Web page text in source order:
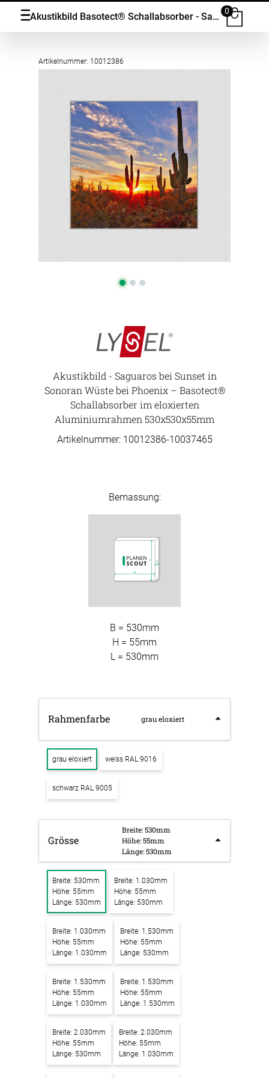
Akustikbild Basotect® Schallabsorber - Saguaros bei Sunset in Sonoran Wüste bei Phoenix in vielen Grössen
0
Artikelnummer: 10012386
Akustikbild - Saguaros bei Sunset in
Sonoran Wüste bei Phoenix – Basotect®
Schallabsorber im eloxierten
Aluminiumrahmen 530x530x55mm
Artikelnummer: 10012386-10037465
Bemassung:
B = 530mm
H = 55mm
L = 530mm
Rahmenfarbe grau eloxiert
grau eloxiert weiss RAL 9016
schwarz RAL 9005
Grösse
Breite: 530mm
Höhe: 55mm
Länge: 530mm
Breite: 530mm
Höhe: 55mm
Länge: 530mm
Breite: 1.030mm
Höhe: 55mm
Länge: 530mm
Breite: 1.030mm
Höhe: 55mm
Länge: 1.030mm
Breite: 1.530mm
Höhe: 55mm
Länge: 530mm
Breite: 1.530mm
Höhe: 55mm
Länge: 1.030mm
Breite: 1.530mm
Höhe: 55mm
Länge: 1.530mm
Breite: 2.030mm
Höhe: 55mm
Länge: 530mm
Breite: 2.030mm
Höhe: 55mm
Länge: 1.030mm